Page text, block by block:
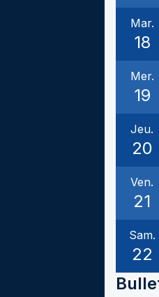
Mar.
18
Mer.
19
Jeu.
20
Ven.
21
Sam.
22